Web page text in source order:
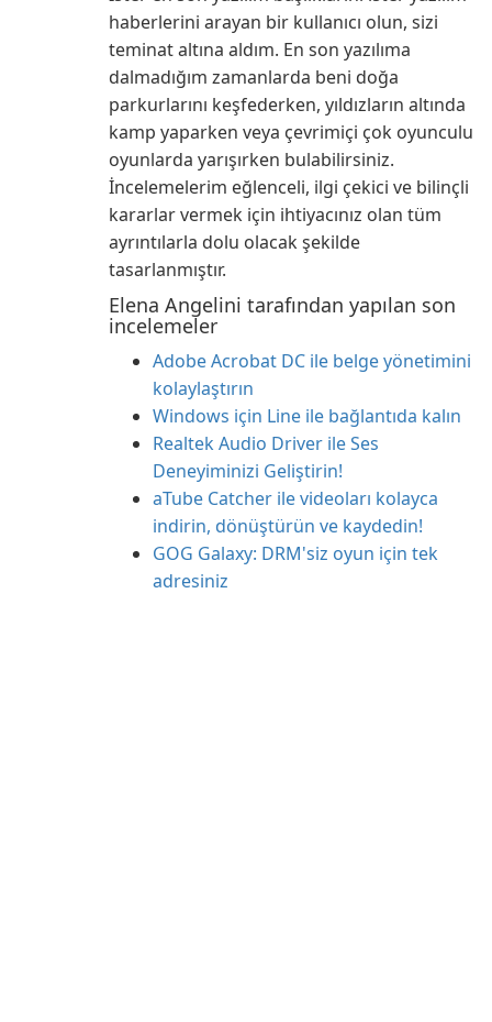
haberlerini arayan bir kullanıcı olun, sizi
teminat altına aldım. En son yazılıma
dalmadığım zamanlarda beni doğa
parkurlarını keşfederken, yıldızların altında
kamp yaparken veya çevrimiçi çok oyunculu
oyunlarda yarışırken bulabilirsiniz.
İncelemelerim eğlenceli, ilgi çekici ve bilinçli
kararlar vermek için ihtiyacınız olan tüm
ayrıntılarla dolu olacak şekilde
tasarlanmıştır.
Elena Angelini tarafından yapılan son
incelemeler
Adobe Acrobat DC ile belge yönetimini
kolaylaştırın
Windows için Line ile bağlantıda kalın
Realtek Audio Driver ile Ses
Deneyiminizi Geliştirin!
aTube Catcher ile videoları kolayca
indirin, dönüştürün ve kaydedin!
GOG Galaxy: DRM'siz oyun için tek
adresiniz